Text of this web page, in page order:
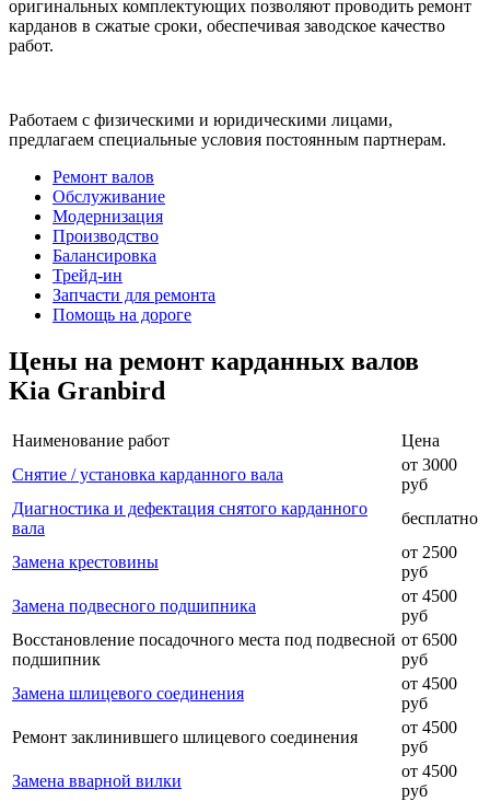
оригинальных комплектующих позволяют проводить ремонт
карданов в сжатые сроки, обеспечивая заводское качество
работ.
Работаем с физическими и юридическими лицами,
предлагаем специальные условия постоянным партнерам.
Ремонт валов
Обслуживание
Модернизация
Производство
Балансировка
Трейд-ин
Запчасти для ремонта
Помощь на дороге
Цены на ремонт карданных валов
Kia Granbird
Наименование работ
Цена
Снятие / установка карданного вала
от 3000
руб
Диагностика и дефектация снятого карданного
вала
бесплатно
Замена крестовины
от 2500
руб
Замена подвесного подшипника
от 4500
руб
Восстановление посадочного места под подвесной
подшипник
от 6500
руб
Замена шлицевого соединения
от 4500
руб
Ремонт заклинившего шлицевого соединения
от 4500
руб
Замена вварной вилки
от 4500
руб